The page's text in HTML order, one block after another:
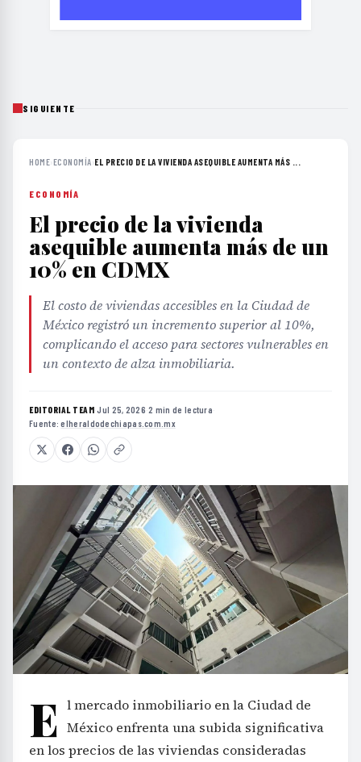
SIGUIENTE
HOME›ECONOMÍA›EL PRECIO DE LA VIVIENDA ASEQUIBLE AUMENTA MÁS ...
ECONOMÍA
El precio de la vivienda
asequible aumenta más de un
10% en CDMX
El costo de viviendas accesibles en la Ciudad de
México registró un incremento superior al 10%,
complicando el acceso para sectores vulnerables en
un contexto de alza inmobiliaria.
EDITORIAL TEAM·Jul 25, 2026·2 min de lectura·
Fuente:elheraldodechiapas.com.mx
E l mercado inmobiliario en la Ciudad de
México enfrenta una subida significativa
en los precios de las viviendas consideradas